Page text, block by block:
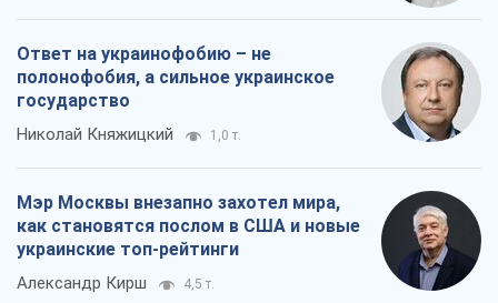
Ответ на украинофобию – не
полонофобия, а сильное украинское
государство
Николай Княжицкий 1,0 т.
Мэр Москвы внезапно захотел мира,
как становятся послом в США и новые
украинские топ-рейтинги
Александр Кирш 4,5 т.